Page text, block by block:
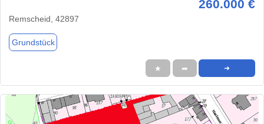
260.000 €
Remscheid, 42897
Grundstück
★ ➦ ➜